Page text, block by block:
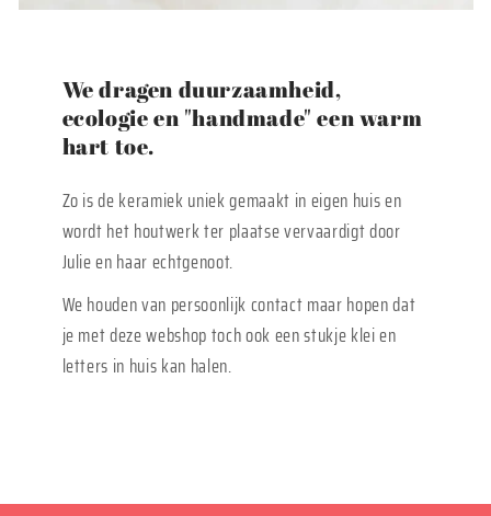
We dragen duurzaamheid,
ecologie en "handmade" een warm
hart toe.
Zo is de keramiek uniek gemaakt in eigen huis en
wordt het houtwerk ter plaatse vervaardigt door
Julie en haar echtgenoot.
We houden van persoonlijk contact maar hopen dat
je met deze webshop toch ook een stukje klei en
letters in huis kan halen.